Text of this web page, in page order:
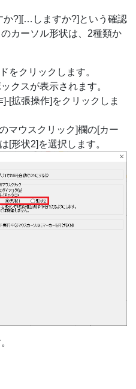
?][…しますか?]という確認
カーソル形状は、2種類か
をクリックします。
クスが表示されます。
[拡張操作]をクリックしま
マウスクリック]欄の[カー
[形状2]を選択します。